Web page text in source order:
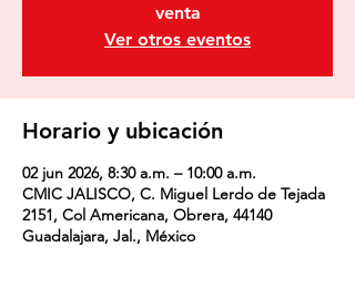
venta
Ver otros eventos
Horario y ubicación
02 jun 2026, 8:30 a.m. – 10:00 a.m.
CMIC JALISCO, C. Miguel Lerdo de Tejada
2151, Col Americana, Obrera, 44140
Guadalajara, Jal., México